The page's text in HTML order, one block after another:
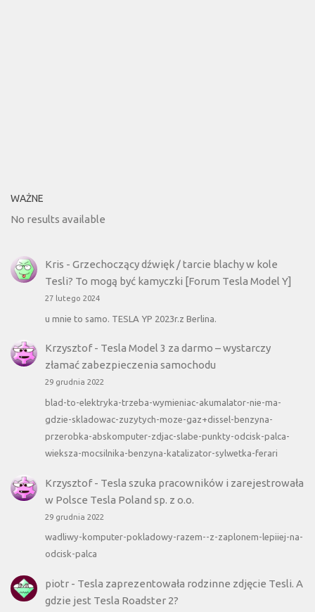
WAŻNE
No results available
Kris - Grzechoczący dźwięk / tarcie blachy w kole
Tesli? To mogą być kamyczki [Forum Tesla Model Y]
27 lutego 2024
u mnie to samo. TESLA YP 2023r.z Berlina.
Krzysztof- Tesla Model 3 za darmo – wystarczy
złamać zabezpieczenia samochodu
29 grudnia 2022
blad-to-elektryka-trzeba-wymieniac-akumalator-nie-ma-
gdzie-skladowac-zuzytych-moze-gaz+dissel-benzyna-
przerobka-abskomputer-zdjac-slabe-punkty-odcisk-palca-
wieksza-mocsilnika-benzyna-katalizator-sylwetka-ferari
Krzysztof- Tesla szuka pracowników i zarejestrowała
w Polsce Tesla Poland sp. z o.o.
29 grudnia 2022
wadliwy-komputer-pokladowy-razem--z-zaplonem-lepiiej-na-
odcisk-palca
piotr- Tesla zaprezentowała rodzinne zdjęcie Tesli. A
gdzie jest Tesla Roadster 2?